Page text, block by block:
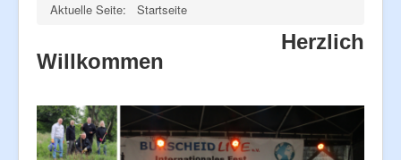
Über uns
Termine/Events
Kontakt
Aktuelle Seite: Startseite
Herzlich
Willkommen